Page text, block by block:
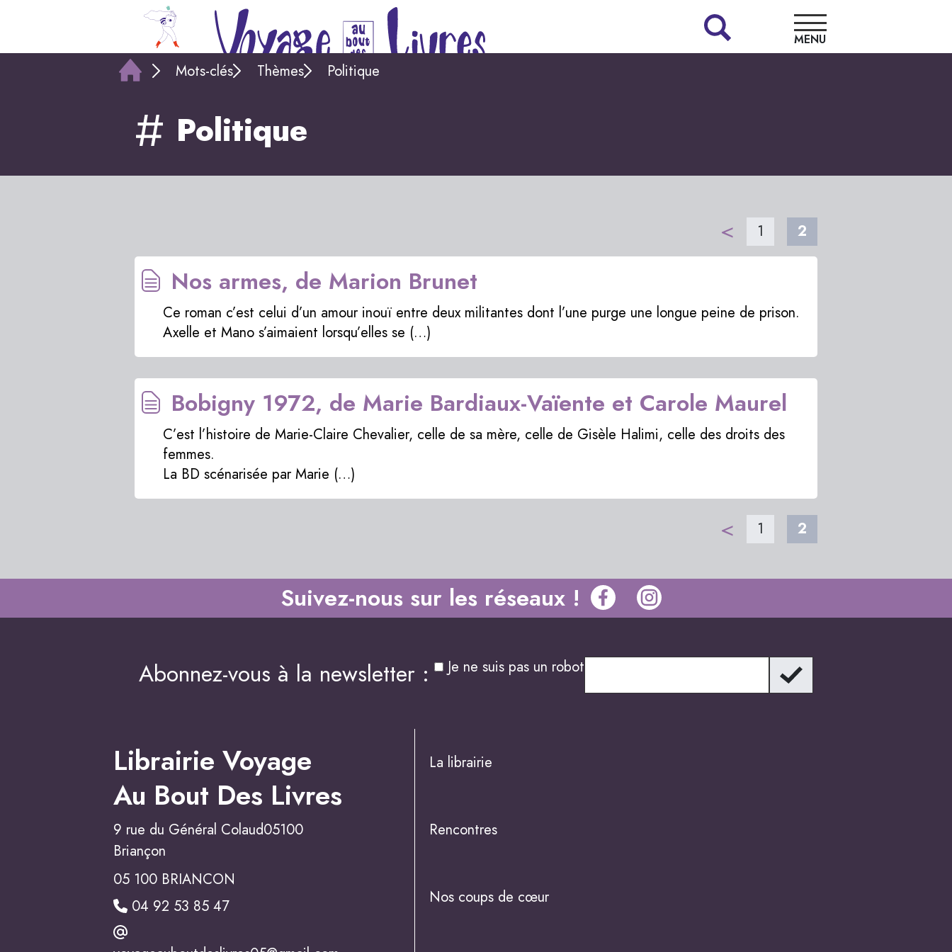
MENU
COUPS
Mots-clés Thèmes Politique
Politique
< 1 2
Nos armes, de Marion Brunet
Ce roman c’est celui d’un amour inouï entre deux militantes dont l’une purge une longue peine de prison.
Axelle et Mano s’aimaient lorsqu’elles se (…)
Bobigny 1972, de Marie Bardiaux-Vaïente et Carole Maurel
C’est l’histoire de Marie-Claire Chevalier, celle de sa mère, celle de Gisèle Halimi, celle des droits des
femmes.
La BD scénarisée par Marie (…)
< 1 2
Suivez-nous sur les réseaux !
Abonnez-vous à la newsletter : Je ne suis pas un robot
Librairie Voyage
Au Bout Des Livres
9 rue du Général Colaud05100
Briançon
05 100 BRIANCON
04 92 53 85 47
La librairie
Rencontres
Nos coups de cœur